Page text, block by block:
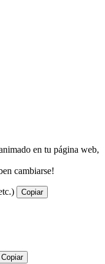
en tu página web,
cambiarse!
Copiar
Copiar